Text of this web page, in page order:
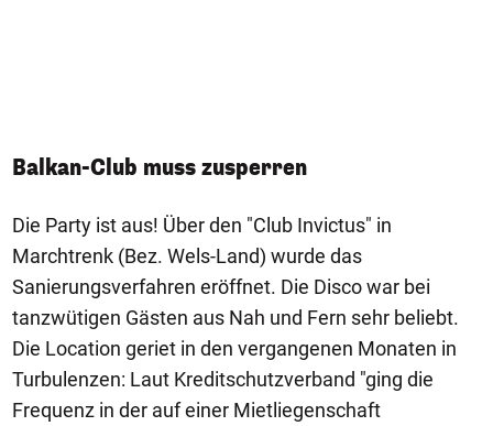
Balkan-Club muss zusperren
Die Party ist aus! Über den "Club Invictus" in
Marchtrenk (Bez. Wels-Land) wurde das
Sanierungsverfahren eröffnet. Die Disco war bei
tanzwütigen Gästen aus Nah und Fern sehr beliebt.
Die Location geriet in den vergangenen Monaten in
Turbulenzen: Laut Kreditschutzverband "ging die
Frequenz in der auf einer Mietliegenschaft